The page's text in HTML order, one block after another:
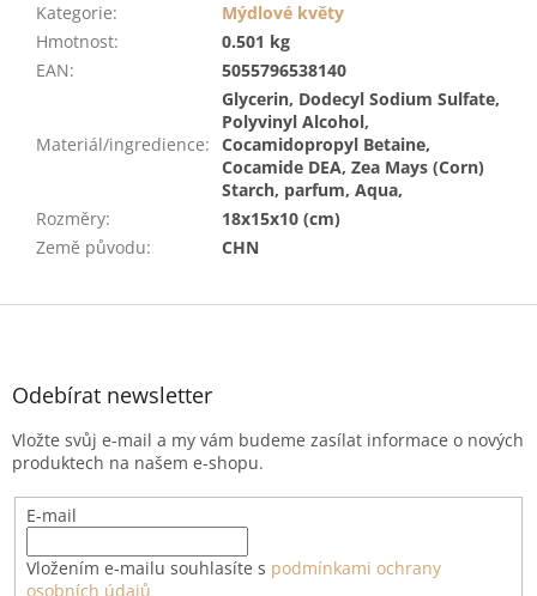
Kategorie:
Mýdlové květy
Hmotnost:
0.501 kg
EAN: 5055796538140
Materiál/ingredience:
Glycerin, Dodecyl Sodium Sulfate,
Polyvinyl Alcohol,
Cocamidopropyl Betaine,
Cocamide DEA, Zea Mays (Corn)
Starch, parfum, Aqua,
Rozměry:
18x15x10 (cm)
Země původu: CHN
Z
Odebírat newsletter
Vložte svůj e-mail a my vám budeme zasílat informace o nových
produktech na našem e-shopu.
E-mail
Vložením e-mailu souhlasíte s podmínkami ochrany
osobních údajů